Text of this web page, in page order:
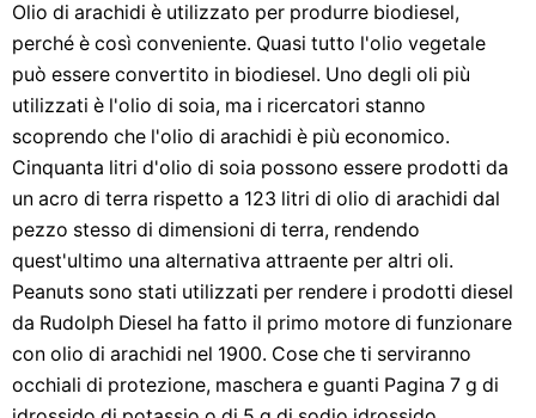
Olio di arachidi è utilizzato per produrre biodiesel,
perché è così conveniente. Quasi tutto l'olio vegetale
può essere convertito in biodiesel. Uno degli oli più
utilizzati è l'olio di soia, ma i ricercatori stanno
scoprendo che l'olio di arachidi è più economico.
Cinquanta litri d'olio di soia possono essere prodotti da
un acro di terra rispetto a 123 litri di olio di arachidi dal
pezzo stesso di dimensioni di terra, rendendo
quest'ultimo una alternativa attraente per altri oli.
Peanuts sono stati utilizzati per rendere i prodotti diesel
da Rudolph Diesel ha fatto il primo motore di funzionare
con olio di arachidi nel 1900. Cose che ti serviranno
occhiali di protezione, maschera e guanti Pagina 7 g di